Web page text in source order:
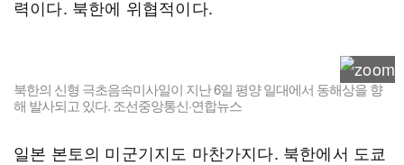
력이다. 북한에 위협적이다.
북한의 신형 극초음속미사일이 지난 6일 평양 일대에서 동해상을 향
해 발사되고 있다. 조선중앙통신·연합뉴스
일본 본토의 미군기지도 마찬가지다. 북한에서 도쿄